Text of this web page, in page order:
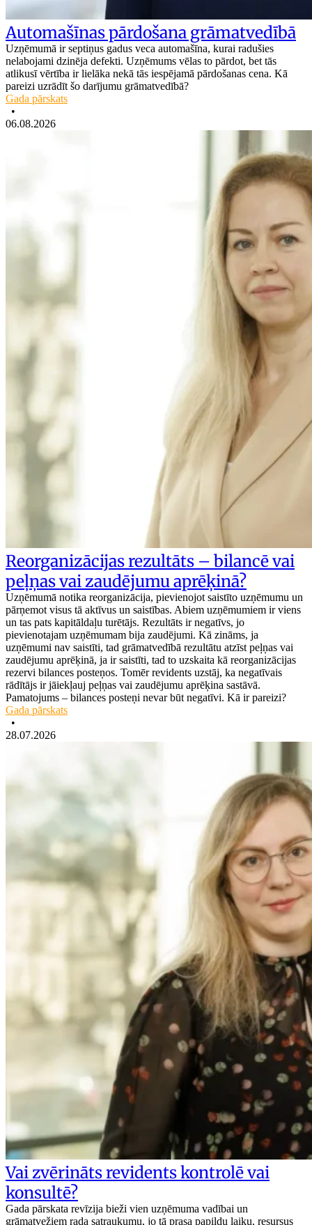
Automašīnas pārdošana grāmatvedībā
Uzņēmumā ir septiņus gadus veca automašīna, kurai radušies
nelabojami dzinēja defekti. Uzņēmums vēlas to pārdot, bet tās
atlikusī vērtība ir lielāka nekā tās iespējamā pārdošanas cena. Kā
pareizi uzrādīt šo darījumu grāmatvedībā?
Gada pārskats
•
06.08.2026
Reorganizācijas rezultāts – bilancē vai
peļņas vai zaudējumu aprēķinā?
Uzņēmumā notika reorganizācija, pievienojot saistīto uzņēmumu un
pārņemot visus tā aktīvus un saistības. Abiem uzņēmumiem ir viens
un tas pats kapitāldaļu turētājs. Rezultāts ir negatīvs, jo
pievienotajam uzņēmumam bija zaudējumi. Kā zināms, ja
uzņēmumi nav saistīti, tad grāmatvedībā rezultātu atzīst peļņas vai
zaudējumu aprēķinā, ja ir saistīti, tad to uzskaita kā reorganizācijas
rezervi bilances posteņos. Tomēr revidents uzstāj, ka negatīvais
rādītājs ir jāiekļauj peļņas vai zaudējumu aprēķina sastāvā.
Pamatojums – bilances posteņi nevar būt negatīvi. Kā ir pareizi?
Gada pārskats
•
28.07.2026
Vai zvērināts revidents kontrolē vai
konsultē?
Gada pārskata revīzija bieži vien uzņēmuma vadībai un
grāmatvežiem rada satraukumu, jo tā prasa papildu laiku, resursus